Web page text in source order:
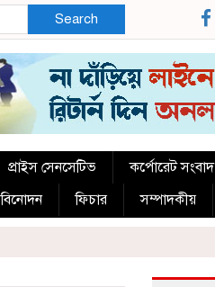
Search
প্রাইস সেনসেটিভ কর্পোরেট সংবাদ
বিনোদন ফিচার সম্পাদকীয়